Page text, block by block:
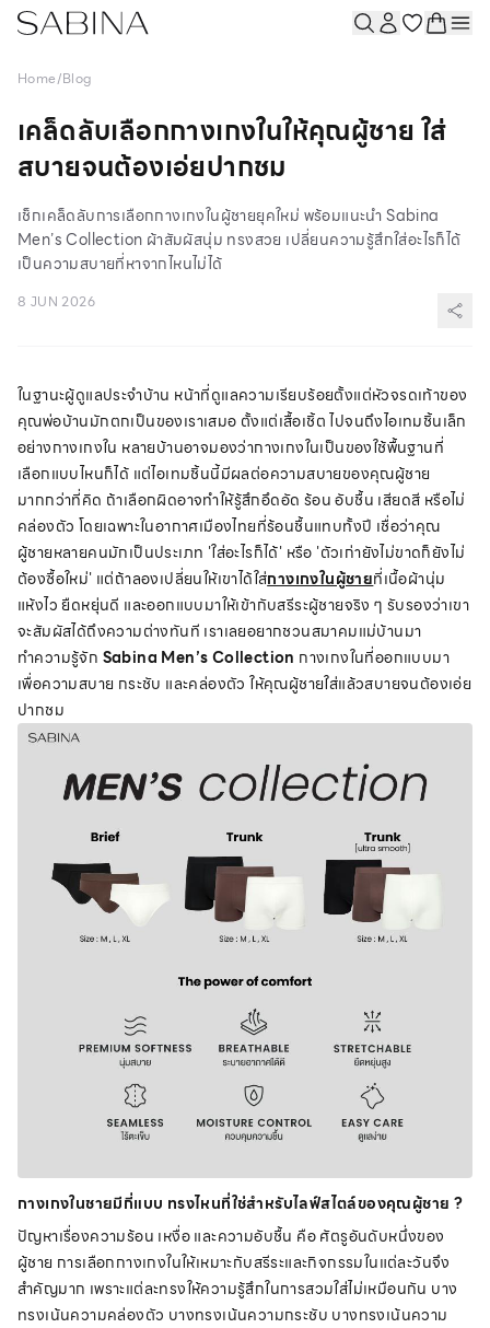
Home/Blog
เคล็ดลับเลือกกางเกงในให้คุณผู้ชาย ใส่
สบายจนต้องเอ่ยปากชม
เช็กเคล็ดลับการเลือกกางเกงในผู้ชายยุคใหม่ พร้อมแนะนำ Sabina
Men’s Collection ผ้าสัมผัสนุ่ม ทรงสวย เปลี่ยนความรู้สึกใส่อะไรก็ได้
เป็นความสบายที่หาจากไหนไม่ได้
8 JUN 2026
ในฐานะผู้ดูแลประจำบ้าน หน้าที่ดูแลความเรียบร้อยตั้งแต่หัวจรดเท้าของ
คุณพ่อบ้านมักตกเป็นของเราเสมอ ตั้งแต่เสื้อเชิ้ต ไปจนถึงไอเทมชิ้นเล็ก
อย่างกางเกงใน หลายบ้านอาจมองว่ากางเกงในเป็นของใช้พื้นฐานที่
เลือกแบบไหนก็ได้ แต่ไอเทมชิ้นนี้มีผลต่อความสบายของคุณผู้ชาย
มากกว่าที่คิด ถ้าเลือกผิดอาจทำให้รู้สึกอึดอัด ร้อน อับชื้น เสียดสี หรือไม่
คล่องตัว โดยเฉพาะในอากาศเมืองไทยที่ร้อนชื้นแทบทั้งปี เชื่อว่าคุณ
ผู้ชายหลายคนมักเป็นประเภท 'ใส่อะไรก็ได้' หรือ 'ตัวเก่ายังไม่ขาดก็ยังไม่
ต้องซื้อใหม่' แต่ถ้าลองเปลี่ยนให้เขาได้ใส่กางเกงในผู้ชายที่เนื้อผ้านุ่ม
แห้งไว ยืดหยุ่นดี และออกแบบมาให้เข้ากับสรีระผู้ชายจริง ๆ รับรองว่าเขา
จะสัมผัสได้ถึงความต่างทันที เราเลยอยากชวนสมาคมแม่บ้านมา
ทำความรู้จัก Sabina Men’s Collection กางเกงในที่ออกแบบมา
เพื่อความสบาย กระชับ และคล่องตัว ให้คุณผู้ชายใส่แล้วสบายจนต้องเอ่ย
ปากชม
กางเกงในชายมีกี่แบบ ทรงไหนที่ใช่สำหรับไลฟ์สไตล์ของคุณผู้ชาย ?
ปัญหาเรื่องความร้อน เหงื่อ และความอับชื้น คือ ศัตรูอันดับหนึ่งของ
ผู้ชาย การเลือกกางเกงในให้เหมาะกับสรีระและกิจกรรมในแต่ละวันจึง
สำคัญมาก เพราะแต่ละทรงให้ความรู้สึกในการสวมใส่ไม่เหมือนกัน บาง
ทรงเน้นความคล่องตัว บางทรงเน้นความกระชับ บางทรงเน้นความ